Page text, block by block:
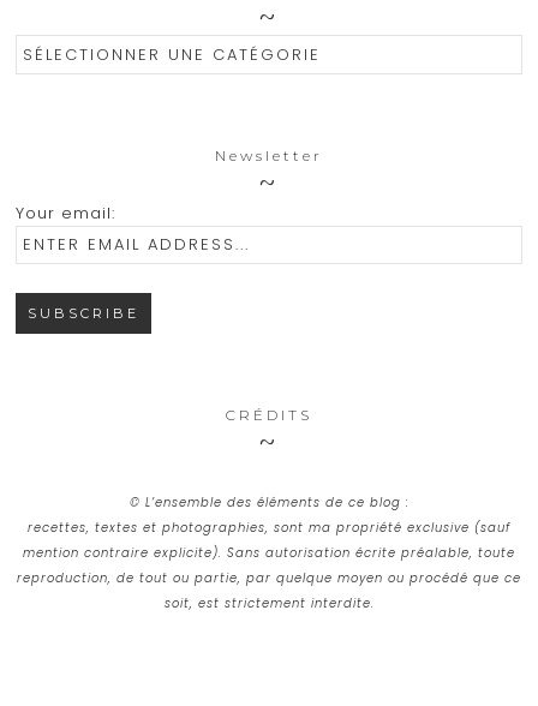
Catégories
Newsletter
Your email:
CRÉDITS
© L’ensemble des éléments de ce blog :
recettes, textes et photographies, sont ma propriété exclusive (sauf
mention contraire explicite). Sans autorisation écrite préalable, toute
reproduction, de tout ou partie, par quelque moyen ou procédé que ce
soit, est strictement interdite.